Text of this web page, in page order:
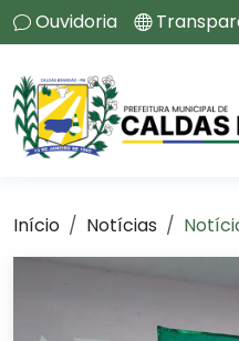
Ouvidoria
Início Notícias